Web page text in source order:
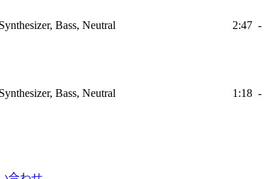
Bass, Neutral 2:47 -
Bass, Neutral 1:18 -